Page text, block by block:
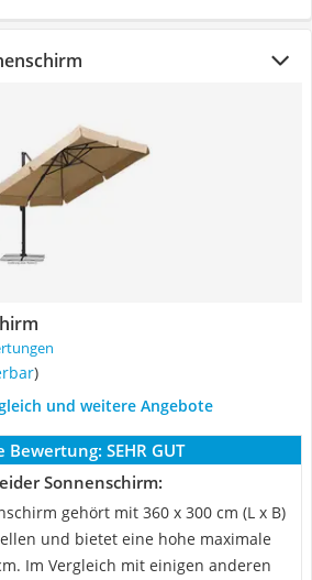
)
und weitere Angebote
Bewertung: SEHR GUT
Sonnenschirm:
gehört mit 360 x 300 cm (L x B)
und bietet eine hohe maximale
Im Vergleich mit einigen anderen